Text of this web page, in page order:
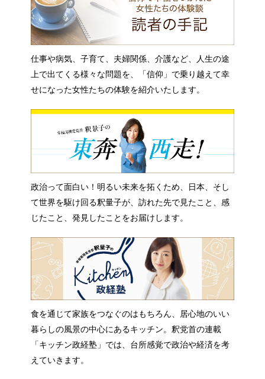
仕事や病気、子育て、夫婦関係、介護など、人生の途
上で出てくる様々な問題を、「信仰」で乗り越えて幸
せになった女性たちの体験を紹介いたします。
政治って面白い！明るい未来を拓くため、日本、そし
て世界を駆け回る釈量子が、訪れた先で見たこと、感
じたこと、発見したことをお届けします。
食を通じて家族をつなぐのはもちろん、居心地のいい
暮らしの風景の中心にあるキッチン。釈党首の連載
「キッチン政経塾」では、台所感覚で政治や経済を考
えていきます。